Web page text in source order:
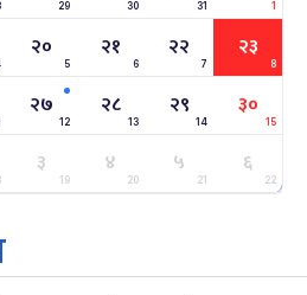
6, 2027
8, 2027
७ महिना बाँकी
9, 2027
७ महिना बाँकी
29 30 31 1
२०
5
२१
6
२२
7
२३
8
२७
12
२८
13
२९
14
३०
15
३
19
४
20
५
21
६
22